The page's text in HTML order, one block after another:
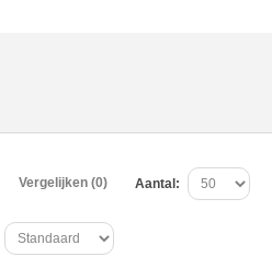
Vergelijken (0) Aantal: